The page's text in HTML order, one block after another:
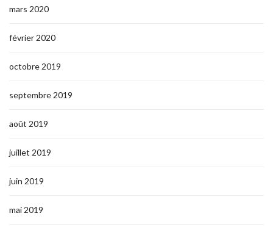
mars 2020
février 2020
octobre 2019
septembre 2019
août 2019
juillet 2019
juin 2019
mai 2019